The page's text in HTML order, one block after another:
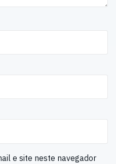
e site neste navegador